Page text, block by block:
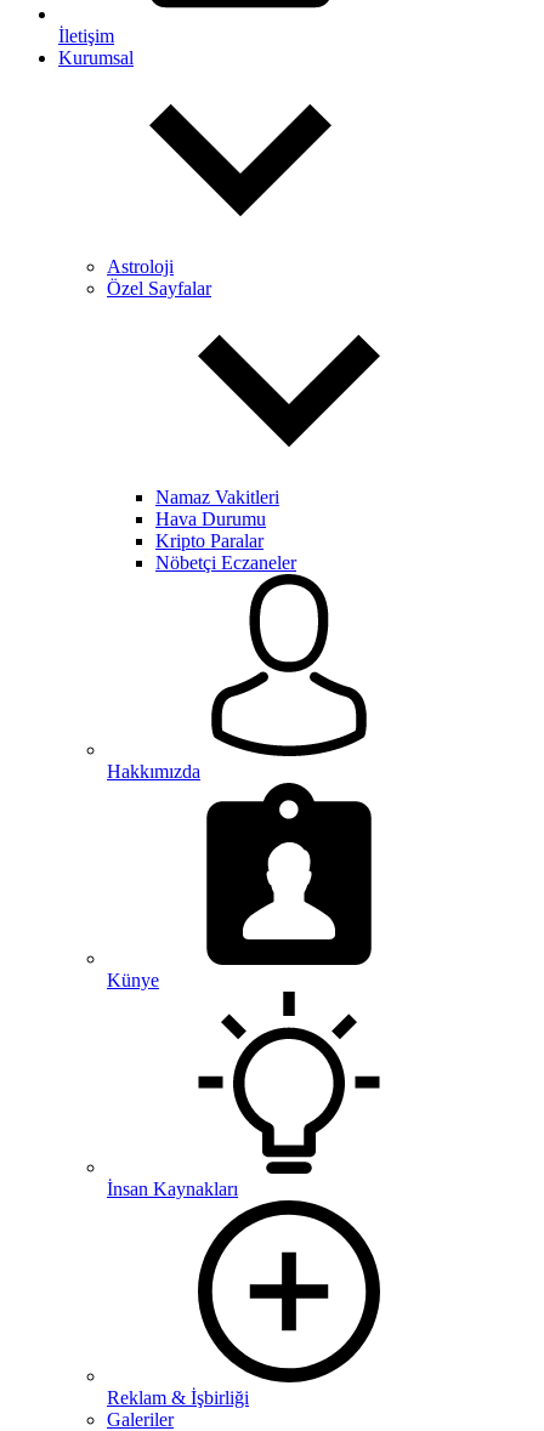
İletişim
Kurumsal
Astroloji
Özel Sayfalar
Namaz Vakitleri
Hava Durumu
Kripto Paralar
Nöbetçi Eczaneler
Hakkımızda
Künye
İnsan Kaynakları
Reklam & İşbirliği
Galeriler